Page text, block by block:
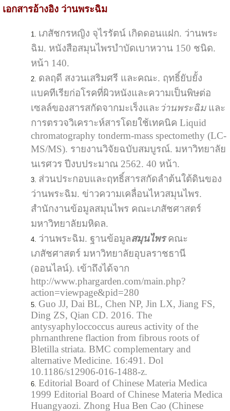
เอกสารอ้างอิง ว่านพระฉิม
เภสัชกรหญิง จุไรรัตน์ เกิดดอนแฝก. ว่านพระ
ฉิม. หนังสือสมุนไพรบำบัดเบาหวาน 150 ชนิด.
หน้า 140.
ดลฤดี สงวนเสริมศรี และคณะ. ฤทธิ์ยับยั้ง
แบคทีเรียก่อโรคที่ผิวหนังและความเป็นพิษต่อ
เซลล์ของสารสกัดจากมะเร็งและ ว่านพระฉิมและ
การตรวจวิเคราะห์สารโดยใช้เทคนิค Liquid
chromatography tonderm-mass spectomethy (LC-
MS/MS). รายงานวิจัยฉบับสมบูรณ์. มหาวิทยาลัย
นเรศวร ปีงบประมาณ 2562. 40 หน้า.
ส่วนประกอบและฤทธิ์สารสกัดลำต้นใต้ดินของ
ว่านพระฉิม. ข่าวความเคลื่อนไหวสมุนไพร.
สำนักงานข้อมูลสมุนไพร คณะเภสัชศาสตร์
มหาวิทยาลัยมหิดล.
ว่านพระฉิม. ฐานข้อมูลสมุนไพรคณะ
เภสัชศาสตร์ มหาวิทยาลัยอุบลราชธานี
(ออนไลน์). เข้าถึงได้จาก
http://www.phargarden.com/main.php?
action=viewpage&pid=280
Guo JJ, Dai BL, Chen NP, Jin LX, Jiang FS,
Ding ZS, Qian CD. 2016. The
antysyaphyloccoccus aureus activity of the
phrnanthrene flaction from fibrous roots of
Bletilla striata. BMC complementary and
alternative Medicine. 16:491. Dol
10.1186/s12906-016-1488-z.
Editorial Board of Chinese Materia Medica
1999 Editorial Board of Chinese Materia Medica
Huangyaozi. Zhong Hua Ben Cao (Chinese